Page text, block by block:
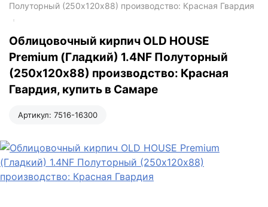
Полуторный (250х120х88) производство: Красная Гвардия
Облицовочный кирпич OLD HOUSE
Premium (Гладкий) 1.4NF Полуторный
(250х120х88) производство: Красная
Гвардия, купить в Самаре
Артикул: 7516-16300